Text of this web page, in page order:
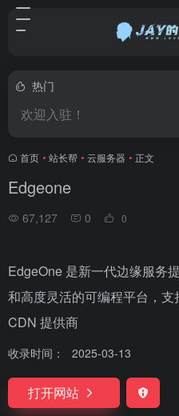
热门
欢迎入驻！
首页 • 站长帮 • 云服务器 • 正文
Edgeone
67,127 0 0
EdgeOne 是新一代边缘服务
和高度灵活的可编程平台，
CDN 提供商
收录时间： 2025-03-13
打开网站